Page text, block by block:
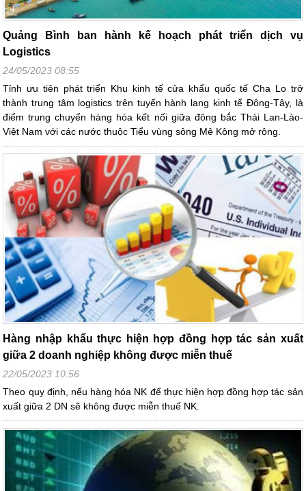
Quảng Bình ban hành kế hoạch phát triển dịch vụ
Logistics
24/05/2023 08:55
Tỉnh ưu tiên phát triển Khu kinh tế cửa khẩu quốc tế Cha Lo trở
thành trung tâm logistics trên tuyến hành lang kinh tế Đông-Tây, là
điểm trung chuyển hàng hóa kết nối giữa đông bắc Thái Lan-Lào-
Việt Nam với các nước thuộc Tiểu vùng sông Mê Kông mở rộng.
Hàng nhập khẩu thực hiện hợp đồng hợp tác sản xuất
giữa 2 doanh nghiệp không được miễn thuế
22/05/2023 10:56
Theo quy định, nếu hàng hóa NK để thực hiện hợp đồng hợp tác sản
xuất giữa 2 DN sẽ không được miễn thuế NK.